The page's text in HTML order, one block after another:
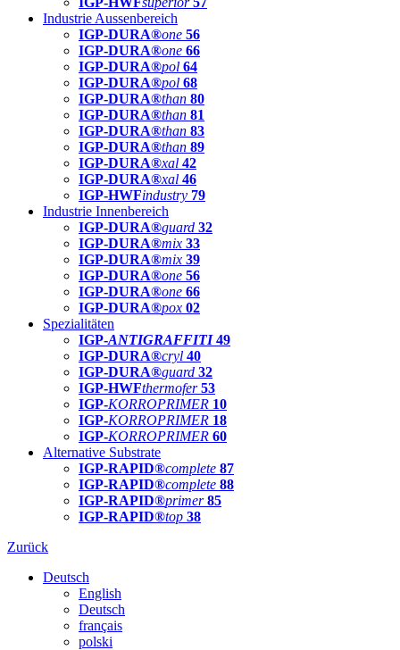
Industrie Aussenbereich
IGP-DURA®one 56
IGP-DURA®one 66
IGP-DURA®pol 64
IGP-DURA®pol 68
IGP-DURA®than 80
IGP-DURA®than 81
IGP-DURA®than 83
IGP-DURA®than 89
IGP-DURA®xal 42
IGP-DURA®xal 46
IGP-HWFindustry 79
Industrie Innenbereich
IGP-DURA®guard 32
IGP-DURA®mix 33
IGP-DURA®mix 39
IGP-DURA®one 56
IGP-DURA®one 66
IGP-DURA®pox 02
Spezialitäten
IGP-ANTIGRAFFITI49
IGP-DURA®cryl 40
IGP-DURA®guard 32
IGP-HWFthermofer 53
IGP-KORROPRIMER 10
IGP-KORROPRIMER 18
IGP-KORROPRIMER 60
Alternative Substrate
IGP-RAPID®complete 87
IGP-RAPID®complete 88
IGP-RAPID®primer 85
IGP-RAPID®top 38
Zurück
Deutsch
English
Deutsch
français
polski